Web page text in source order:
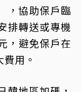
，協助保戶臨
排轉送或專機
，避免保戶在
用。